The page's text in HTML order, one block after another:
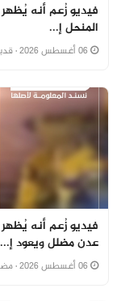
فيديو زُعم أنه
المنحل إ...
·
فيديو زُعم أنه
عدن مضلل ويعود إ...
·